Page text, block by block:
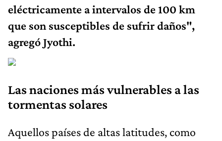
eléctricamente a intervalos de 100 km
que son susceptibles de sufrir daños",
agregó Jyothi.
Las naciones más vulnerables a las
tormentas solares
Aquellos países de altas latitudes, como